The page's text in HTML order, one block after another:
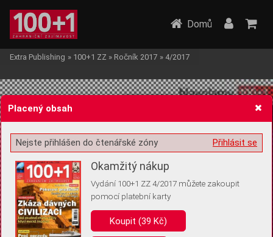
Žádost o souhlas s ukládáním volitelných informací
Pro základní fungování webu nepotřebujeme ukládat žádné informace
(tzv. cookies apod.). Rádi bychom vás ale požádali o souhlas s
Domů
Extra Publishing » 100+1 ZZ » Ročník 2017 » 4/2017
Placený obsah
Přihlásit se
Nejste přihlášen do čtenářské zóny
Okamžitý nákup
Vydání 100+1 ZZ 4/2017 můžete zakoupit
pomocí platební karty
Koupit (39 Kč)